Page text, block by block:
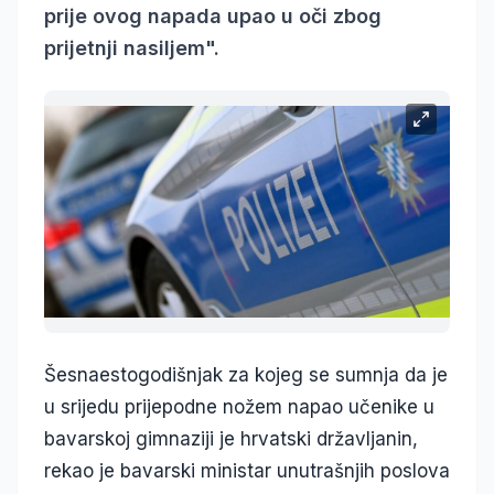
prije ovog napada upao u oči zbog
prijetnji nasiljem".
Šesnaestogodišnjak za kojeg se sumnja da je
u srijedu prijepodne nožem napao učenike u
bavarskoj gimnaziji je hrvatski državljanin,
rekao je bavarski ministar unutrašnjih poslova